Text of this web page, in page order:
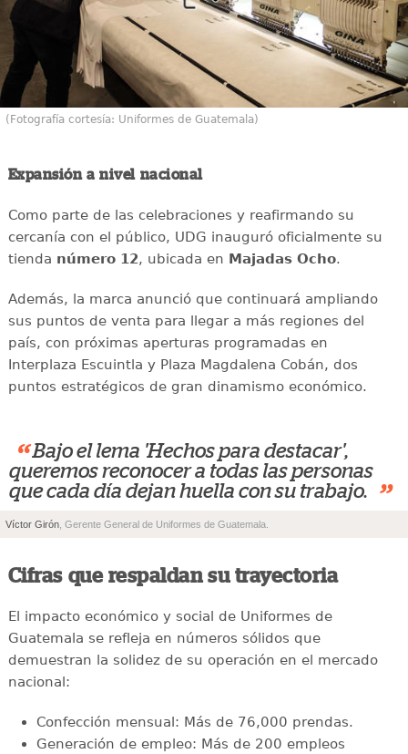
(Fotografía cortesía: Uniformes de Guatemala)
Expansión a nivel nacional
Como parte de las celebraciones y reafirmando su
cercanía con el público, UDG inauguró oficialmente su
tienda número 12, ubicada en Majadas Ocho.
Además, la marca anunció que continuará ampliando
sus puntos de venta para llegar a más regiones del
país, con próximas aperturas programadas en
Interplaza Escuintla y Plaza Magdalena Cobán, dos
puntos estratégicos de gran dinamismo económico.
“ Bajo el lema 'Hechos para destacar',
queremos reconocer a todas las personas
que cada día dejan huella con su trabajo.
”
Víctor Girón, Gerente General de Uniformes de Guatemala.
Cifras que respaldan su trayectoria
El impacto económico y social de Uniformes de
Guatemala se refleja en números sólidos que
demuestran la solidez de su operación en el mercado
nacional:
Confección mensual: Más de 76,000 prendas.
Generación de empleo: Más de 200 empleos